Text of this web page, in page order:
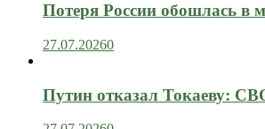
Потеря России обошлась
27.07.20260
Путин отказал Токаеву: